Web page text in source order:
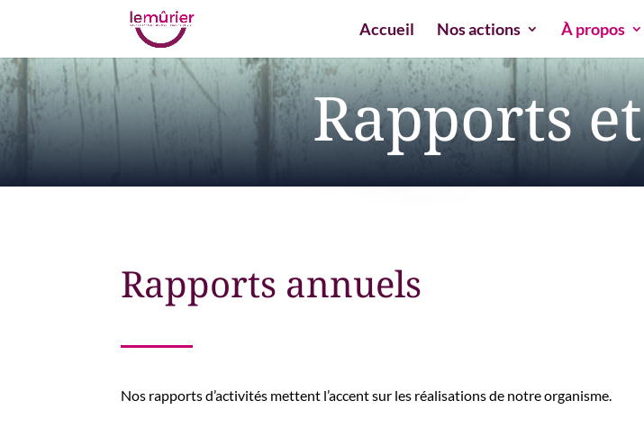
Accueil Nos actions À propos
Rapports
Rapports annuels
Nos rapports d’activités mettent l’accent sur les réalisations de notre organisme.